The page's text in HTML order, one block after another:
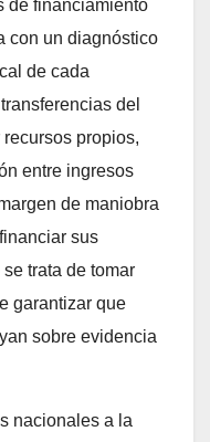
de financiamiento
con un diagnóstico
de cada
del
propios,
entre ingresos
de maniobra
sus
trata de tomar
garantizar que
sobre evidencia
nacionales a la